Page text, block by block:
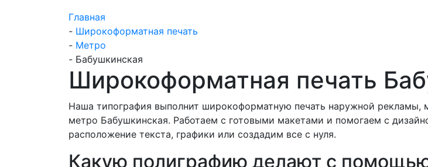
Главная
- Широкоформатная печать
- Метро
- Бабушкинская
Широкоформатная печать
Наша типография выполнит широкоформатную печать наружной рекламы,
метро Бабушкинская. Работаем с готовыми макетами и помогаем с
расположение текста, графики или создадим все с нуля.
Какую полиграфию делают с